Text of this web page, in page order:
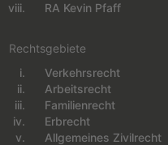
RA Kevin Pfaff
Rechtsgebiete
Navigation überspringen
Verkehrsrecht
Arbeitsrecht
Familienrecht
Erbrecht
Allgemeines Zivilrecht